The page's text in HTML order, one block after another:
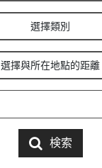
選擇類別
選擇與所在地點的距離
検索